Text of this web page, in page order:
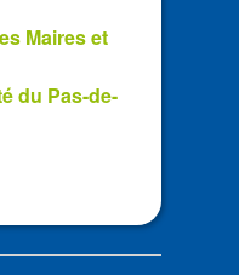
Maires et
du Pas-de-